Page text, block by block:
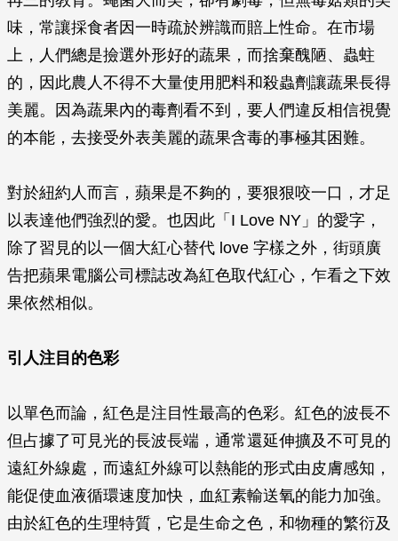
味，常讓採食者因一時疏於辨識而賠上性命。在市場
上，人們總是撿選外形好的蔬果，而捨棄醜陋、蟲蛀
的，因此農人不得不大量使用肥料和殺蟲劑讓蔬果長得
美麗。因為蔬果內的毒劑看不到，要人們違反相信視覺
的本能，去接受外表美麗的蔬果含毒的事極其困難。
對於紐約人而言，蘋果是不夠的，要狠狠咬一口，才足
以表達他們強烈的愛。也因此「I Love NY」的愛字，
除了習見的以一個大紅心替代 love 字樣之外，街頭廣
告把蘋果電腦公司標誌改為紅色取代紅心，乍看之下效
果依然相似。
引人注目的色彩
以單色而論，紅色是注目性最高的色彩。紅色的波長不
但占據了可見光的長波長端，通常還延伸擴及不可見的
遠紅外線處，而遠紅外線可以熱能的形式由皮膚感知，
能促使血液循環速度加快，血紅素輸送氧的能力加強。
由於紅色的生理特質，它是生命之色，和物種的繁衍及